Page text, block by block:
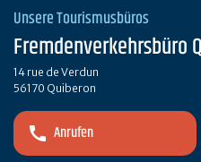
Unsere Tourismusbüros
Fremdenverkehrsbüro
14 rue de Verdun
56170 Quiberon
Anrufen